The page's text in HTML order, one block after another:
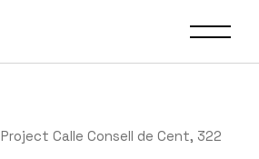
Project Calle Consell de Cent, 322